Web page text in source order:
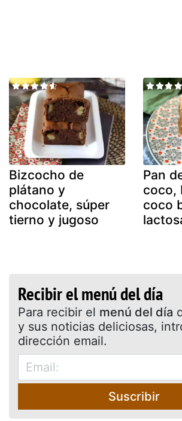
Bizcocho de
plátano y
chocolate, súper
tierno y jugoso
Pan
coco,
coco
Recibir el menú del día
Para recibir el menú del día
y sus noticias deliciosas,
dirección email.
Suscribir